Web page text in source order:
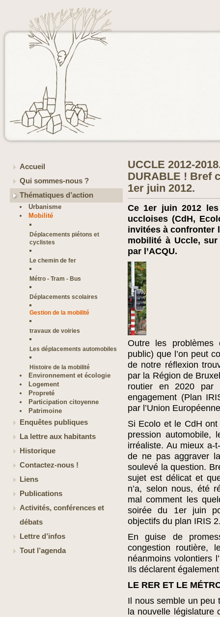
Accueil
Qui sommes-nous ?
Thématiques d’action
Urbanisme
Mobilité
Déplacements piétons et
cyclistes
Le chemin de fer
Métro - Tram - Bus
Déplacements scolaires
Gestion de la mobilité
travaux de voiries
Les déplacements automobiles
Histoire de la mobilité
Environnement et écologie
Logement
Propreté
Participation citoyenne
Patrimoine
Enquêtes publiques
La lettre aux habitants
Historique
Contactez-nous !
Liens
Publications
Activités, conférences et
débats
Lettre d’infos
Tout l’agenda
UCCLE 2012-
DURABLE ! Bref
1er juin 2012.
Ce 1er juin 2012
uccloises (CdH,
invitées à confronter
mobilité à Uccle,
par l’ACQU.
Outre les problèmes
public) que l’on peut
de notre réflexion
par la Région de
routier en 2020 par
engagement (Plan
par l’Union
Si Ecolo et le CdH
pression automobile,
irréaliste. Au mieux a-
de ne pas aggraver
soulevé la question.
sujet est délicat et
n’a, selon nous, été
mal comment les
soirée du 1er juin
objectifs du plan IRIS
En guise de
congestion routière,
néanmoins volontiers
Ils déclarent
LE RER ET LE
Il nous semble un peu
la nouvelle législature